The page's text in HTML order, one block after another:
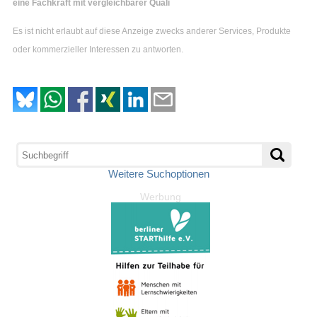
eine Fachkraft mit vergleichbarer Quali
Es ist nicht erlaubt auf diese Anzeige zwecks anderer Services, Produkte
oder kommerzieller Interessen zu antworten.
Weitere Suchoptionen
Werbung